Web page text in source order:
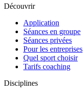
Découvrir
Application
Séances en groupe
Séances privées
Pour les entreprises
Quel sport choisir
Tarifs coaching
Disciplines